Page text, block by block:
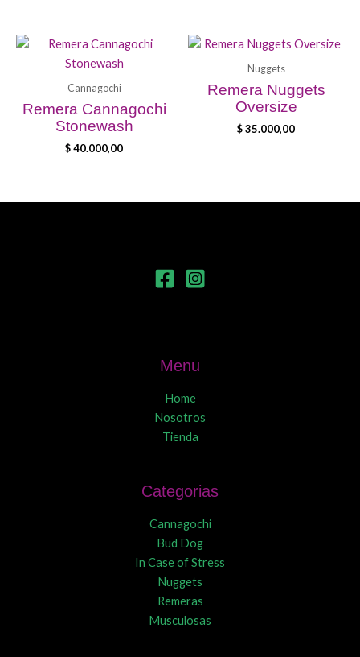
Cannagochi
Remera Cannagochi
Stonewash
$40.000,00
Nuggets
Remera Nuggets
Oversize
$35.000,00
Menu
Home
Nosotros
Tienda
Categorias
Cannagochi
Bud Dog
In Case of Stress
Nuggets
Remeras
Musculosas